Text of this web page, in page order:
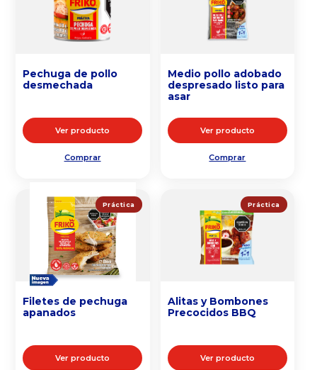
Pechuga de pollo
desmechada
Ver producto
Comprar
Medio pollo adobado
despresado listo para
asar
Ver producto
Comprar
Práctica
Filetes de pechuga
apanados
Ver producto
Práctica
Alitas y Bombones
Precocidos BBQ
Ver producto